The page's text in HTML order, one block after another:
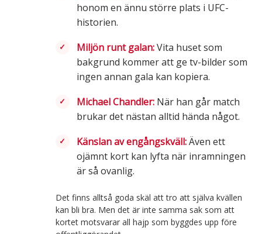
honom en ännu större plats i UFC-
historien.
Miljön runt galan:Vita huset som
bakgrund kommer att ge tv-bilder som
ingen annan gala kan kopiera.
Michael Chandler:När han går match
brukar det nästan alltid hända något.
Känslan av engångskväll:Även ett
ojämnt kort kan lyfta när inramningen
är så ovanlig.
Det finns alltså goda skäl att tro att själva kvällen
kan bli bra. Men det är inte samma sak som att
kortet motsvarar all hajp som byggdes upp före